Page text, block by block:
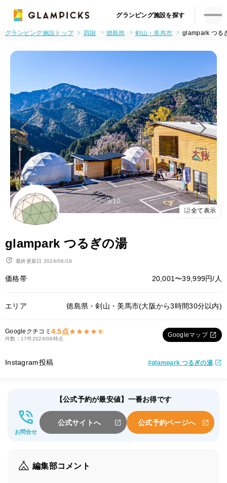
グランピング施設を探す
グランピング施設トップ 四国 徳島県 剣山・美馬市 glampark つる
4/10
全て表示
glampark つるぎの湯
最終更新日 2026/06/18
価格帯 20,001〜39,999円/人
エリア 徳島県・剣山・美馬市(大阪から3時間30分以内)
Googleクチコミ 4.5点
件数：17件2026/06時点
Googleマップ
Instagram投稿 #glampark つるぎの湯
【公式予約が最安値】一番お得です
お問合せ
公式サイトへ 公式予約ページへ
編集部コメント